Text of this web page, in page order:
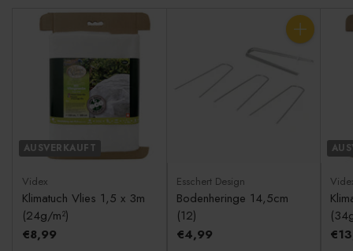
AUSVERKAUFT
Videx
Klimatuch Vlies 1,5 x 3m
(24g/m²)
€8,99
Anzahl
Esschert Design
Bodenheringe 14,5cm
(12)
€4,99